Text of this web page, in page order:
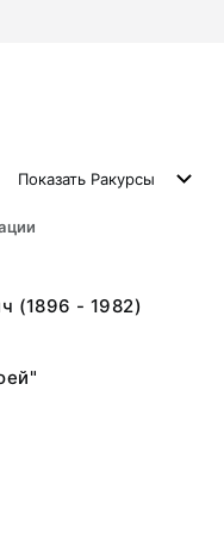
Показать Ракурсы
(1896 - 1982)